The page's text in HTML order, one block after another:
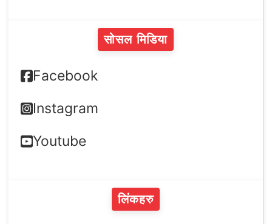
सोसल मिडिया
Facebook
Instagram
Youtube
लिंकहरु